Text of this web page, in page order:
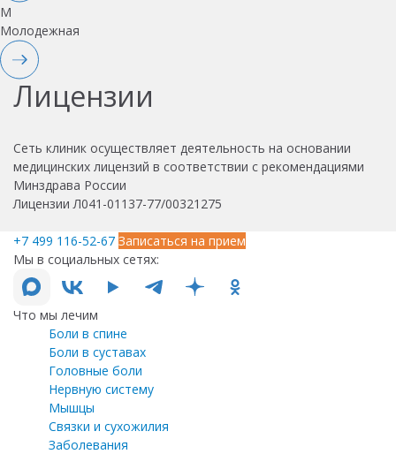
M
Молодежная
Лицензии
Сеть клиник осуществляет деятельность на основании
медицинских лицензий в соответствии с рекомендациями
Минздрава России
Лицензии Л041-01137-77/00321275
+7 499 116-52-67 Записаться на прием
Мы в социальных сетях:
Что мы лечим
Боли в спине
Боли в суставах
Головные боли
Нервную систему
Мышцы
Связки и сухожилия
Заболевания